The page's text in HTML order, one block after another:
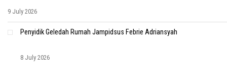
9 July 2026
Penyidik Geledah Rumah Jampidsus Febrie Adriansyah
8 July 2026